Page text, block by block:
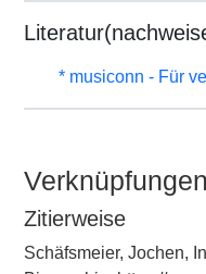
* musiconn - Für
Verknüpfungen
Zitierweise
Schäfsmeier, Jochen,